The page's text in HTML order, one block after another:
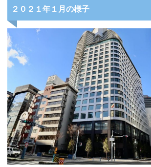
２０２１年１月の様子